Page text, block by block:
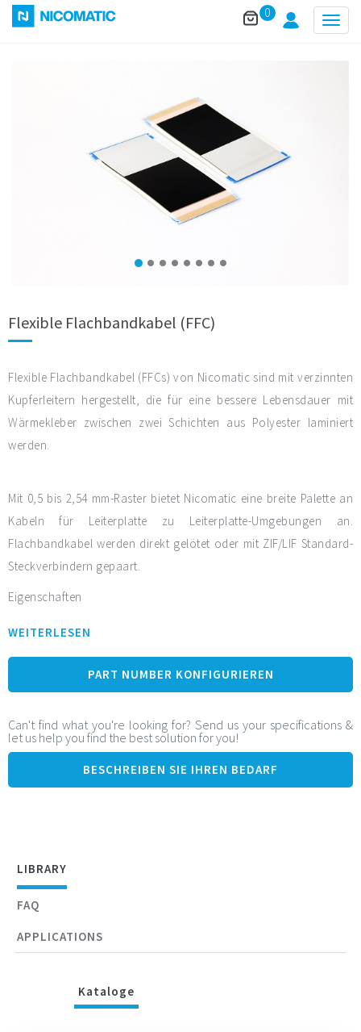
0
Flexible Flachbandkabel (FFC)
Flexible Flachbandkabel (FFCs) von Nicomatic sind mit verzinnten
Kupferleitern hergestellt, die für eine bessere Lebensdauer mit
Wärmekleber zwischen zwei Schichten aus Polyester laminiert
werden.
Mit 0,5 bis 2,54 mm-Raster bietet Nicomatic eine breite Palette an
Kabeln für Leiterplatte zu Leiterplatte-Umgebungen an.
Flachbandkabel werden direkt gelötet oder mit ZIF/LIF Standard-
Steckverbindern gepaart.
Eigenschaften
Standard-UL-Lösungen von -55 °C bis +105 °C
Von 2 bis 250 Leiterbahnen (abhängig vom Kabeltyp)
Vergoldete flexible Flachbandkabel für bessere Leistung
Abgeschirmte flexible Flachbandkabel für intensiveren Schutz
Impedanzkontrolle FFC
Spezifische Optionen: Videokabel, variable Raster, biegbar,
Laserschnitt, andere Materialien, ...
WEITERLESEN
PART NUMBER KONFIGURIEREN
Can't find what you're looking for? Send us your specifications &
let us help you find the best solution for you!
BESCHREIBEN SIE IHREN BEDARF
LIBRARY
FAQ
APPLICATIONS
Kataloge